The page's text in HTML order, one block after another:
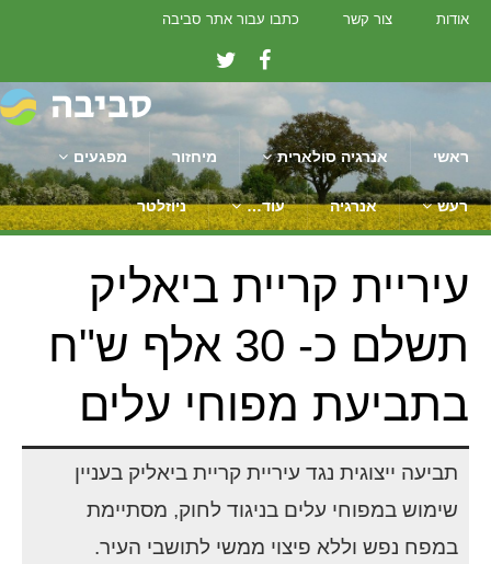
אודות צור קשר כתבו עבור אתר סביבה
ראשי אנרגיה סולארית מיחזור מפגעים
רעש אנרגיה עוד… ניוזלטר
עיריית קריית ביאליק
תשלם כ- 30 אלף ש"ח
בתביעת מפוחי עלים
תביעה ייצוגית נגד עיריית קריית ביאליק בעניין
שימוש במפוחי עלים בניגוד לחוק, מסתיימת
במפח נפש וללא פיצוי ממשי לתושבי העיר.